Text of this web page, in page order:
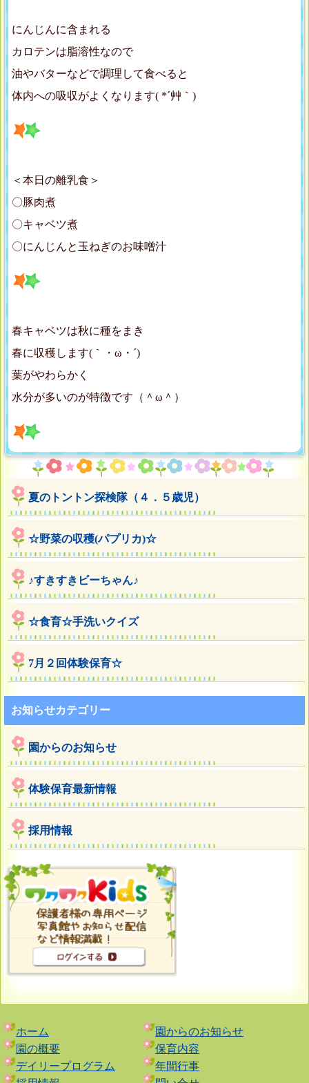
にんじんに含まれる
カロテンは脂溶性なので
油やバターなどで調理して食べると
体内への吸収がよくなります( *´艸｀)
＜本日の離乳食＞
〇豚肉煮
〇キャベツ煮
〇にんじんと玉ねぎのお味噌汁
春キャベツは秋に種をまき
春に収穫します(｀・ω・´)ゞ
葉がやわらかく
水分が多いのが特徴です（＾ω＾）
夏のトントン探検隊（４．５歳児）
☆野菜の収穫(パプリカ)☆
♪すきすきビーちゃん♪
☆食育☆手洗いクイズ
7月２回体験保育☆
お知らせカテゴリー
園からのお知らせ
体験保育最新情報
採用情報
ホーム
園からのお知らせ
園の概要
保育内容
デイリープログラム
年間行事